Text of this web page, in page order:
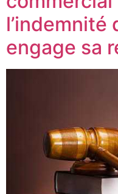
l’indemnité
engage sa